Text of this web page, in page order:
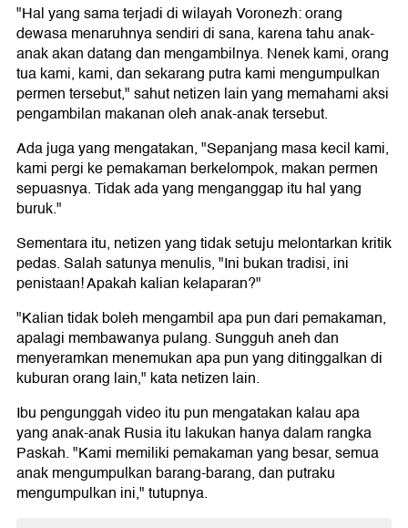
"Hal yang sama terjadi di wilayah Voronezh: orang
dewasa menaruhnya sendiri di sana, karena tahu anak-
anak akan datang dan mengambilnya. Nenek kami, orang
tua kami, kami, dan sekarang putra kami mengumpulkan
permen tersebut," sahut netizen lain yang memahami aksi
pengambilan makanan oleh anak-anak tersebut.
Ada juga yang mengatakan, "Sepanjang masa kecil kami,
kami pergi ke pemakaman berkelompok, makan permen
sepuasnya. Tidak ada yang menganggap itu hal yang
buruk."
Sementara itu, netizen yang tidak setuju melontarkan kritik
pedas. Salah satunya menulis, "Ini bukan tradisi, ini
penistaan! Apakah kalian kelaparan?"
"Kalian tidak boleh mengambil apa pun dari pemakaman,
apalagi membawanya pulang. Sungguh aneh dan
menyeramkan menemukan apa pun yang ditinggalkan di
kuburan orang lain," kata netizen lain.
Ibu pengunggah video itu pun mengatakan kalau apa
yang anak-anak Rusia itu lakukan hanya dalam rangka
Paskah. "Kami memiliki pemakaman yang besar, semua
anak mengumpulkan barang-barang, dan putraku
mengumpulkan ini," tutupnya.